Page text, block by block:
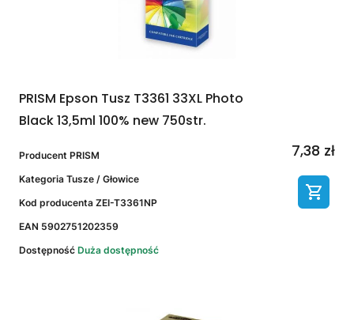
PRISM Epson Tusz T3361 33XL Photo
Black 13,5ml 100% new 750str.
Producent PRISM
Kategoria Tusze / Głowice
Kod producenta ZEI-T3361NP
EAN 5902751202359
Dostępność Duża dostępność
7,38 zł